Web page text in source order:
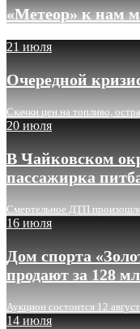
«Метеор» к нам
21 июля
Очередной
Скачки цен на топливо,
20 июля
В Чайковском
пассажирка
Смертельное ДТП
16 июля
Дом спорта
продают за 128
Аукцион состоится 12
14 июля